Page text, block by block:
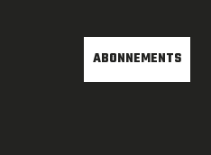
ABONNEMENTS